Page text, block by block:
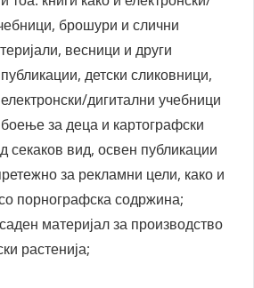
брошури и слични
весници и други
детски сликовници,
дигитални учебници
за деца и картографски
секаков вид, освен публикации
за рекламни цели, како и
порнографска содржина;
материјал за производство
растенија;